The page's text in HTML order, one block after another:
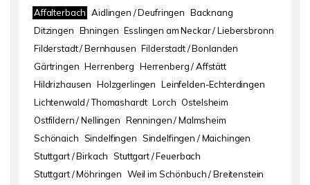
Affalterbach Aidlingen / Deufringen Backnang
Ditzingen Ehningen Esslingen am Neckar / Liebersbronn
Filderstadt / Bernhausen Filderstadt / Bonlanden
Gärtringen Herrenberg Herrenberg / Affstätt
Hildrizhausen Holzgerlingen Leinfelden-Echterdingen
Lichtenwald / Thomashardt Lorch Ostelsheim
Ostfildern / Nellingen Renningen / Malmsheim
Schönaich Sindelfingen Sindelfingen / Maichingen
Stuttgart / Birkach Stuttgart / Feuerbach
Stuttgart / Möhringen Weil im Schönbuch / Breitenstein